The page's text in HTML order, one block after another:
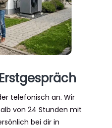
telefonisch an. Wir
von 24 Stunden mit
bei dir in